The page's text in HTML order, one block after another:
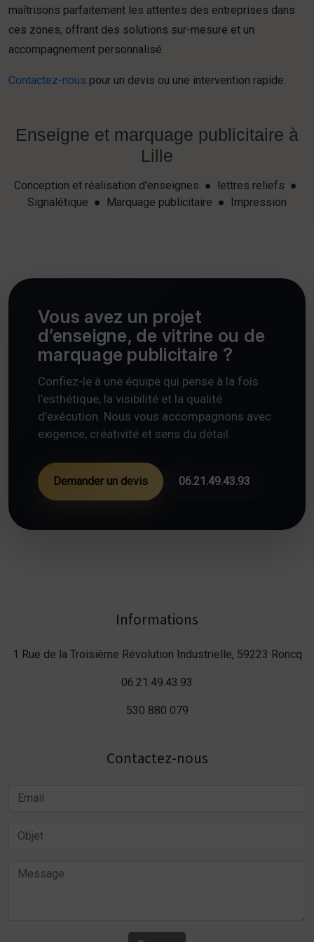
maîtrisons parfaitement les attentes des entreprises dans
ces zones, offrant des solutions sur-mesure et un
accompagnement personnalisé.
Contactez-nous pour un devis ou une intervention rapide.
Enseigne et marquage publicitaire à
Lille
Conception et réalisation d'enseignes ● lettres reliefs ●
Signalétique ● Marquage publicitaire ● Impression
Vous avez un projet
d’enseigne, de vitrine ou de
marquage publicitaire ?
Confiez-le à une équipe qui pense à la fois
l’esthétique, la visibilité et la qualité
d’exécution. Nous vous accompagnons avec
exigence, créativité et sens du détail.
Demander un devis 06.21.49.43.93
Informations
1 Rue de la Troisième Révolution Industrielle, 59223 Roncq
06.21.49.43.93
530 880 079
Contactez-nous